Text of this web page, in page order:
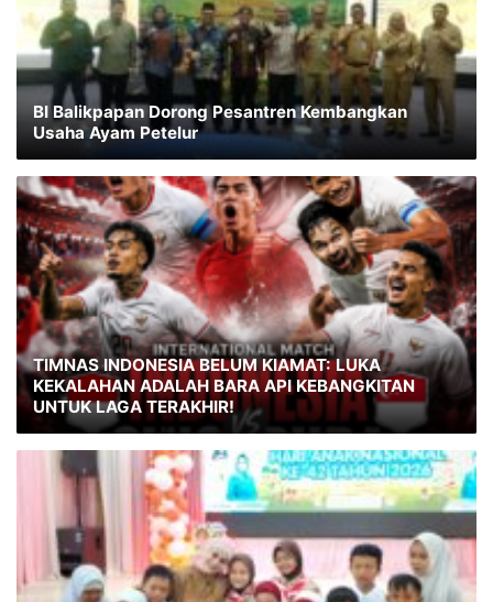
BI Balikpapan Dorong Pesantren Kembangkan
Usaha Ayam Petelur
TIMNAS INDONESIA BELUM KIAMAT: LUKA
KEKALAHAN ADALAH BARA API KEBANGKITAN
UNTUK LAGA TERAKHIR!